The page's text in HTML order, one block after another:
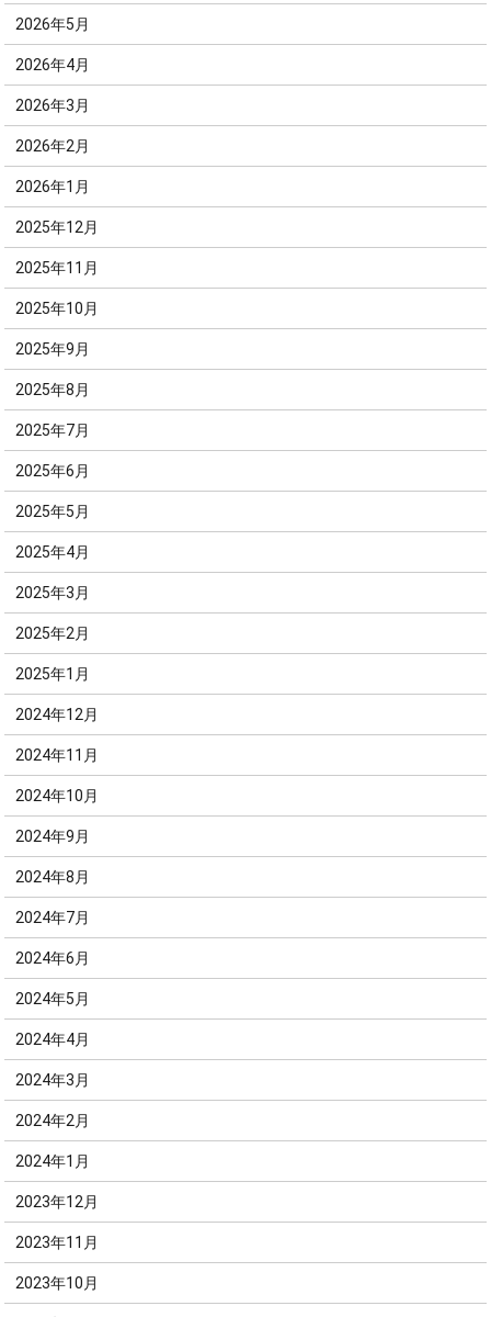
2026年5月
2026年4月
2026年3月
2026年2月
2026年1月
2025年12月
2025年11月
2025年10月
2025年9月
2025年8月
2025年7月
2025年6月
2025年5月
2025年4月
2025年3月
2025年2月
2025年1月
2024年12月
2024年11月
2024年10月
2024年9月
2024年8月
2024年7月
2024年6月
2024年5月
2024年4月
2024年3月
2024年2月
2024年1月
2023年12月
2023年11月
2023年10月